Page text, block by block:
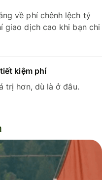
về phí chênh lệch tỷ
giao dịch cao khi bạn chi
kiệm phí
trị hơn, dù là ở đâu.